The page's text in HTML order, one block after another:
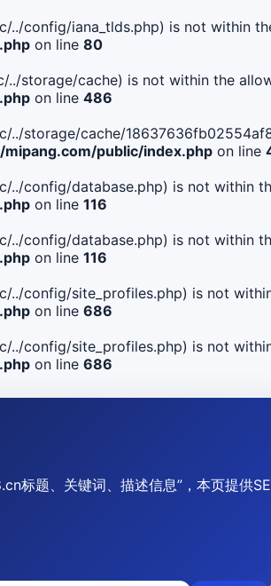
config/iana_tlds.php) is not within
on line 80
storage/cache) is not within the
on line 486
storage/cache/
public/index.php on line
config/database.php) is not within
on line 116
config/database.php) is not within
on line 116
config/site_profiles.php) is not
on line 686
config/site_profiles.php) is not
on line 686
题、关键词、描述信息”，本页提供